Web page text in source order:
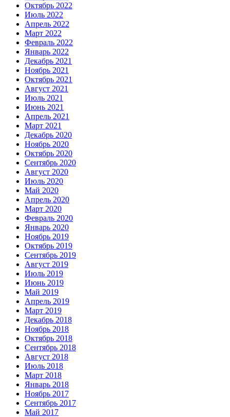
Октябрь 2022
Июль 2022
Апрель 2022
Март 2022
Февраль 2022
Январь 2022
Декабрь 2021
Ноябрь 2021
Октябрь 2021
Август 2021
Июль 2021
Июнь 2021
Апрель 2021
Март 2021
Декабрь 2020
Ноябрь 2020
Октябрь 2020
Сентябрь 2020
Август 2020
Июль 2020
Май 2020
Апрель 2020
Март 2020
Февраль 2020
Январь 2020
Ноябрь 2019
Октябрь 2019
Сентябрь 2019
Август 2019
Июль 2019
Июнь 2019
Май 2019
Апрель 2019
Март 2019
Декабрь 2018
Ноябрь 2018
Октябрь 2018
Сентябрь 2018
Август 2018
Июль 2018
Март 2018
Январь 2018
Ноябрь 2017
Сентябрь 2017
Май 2017